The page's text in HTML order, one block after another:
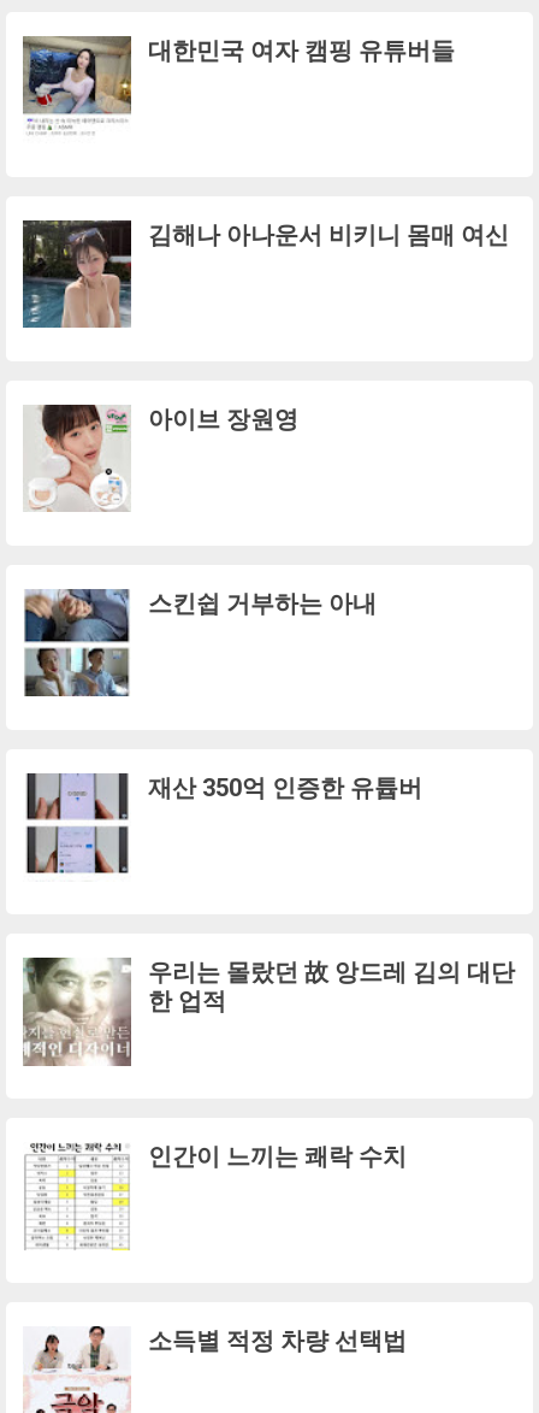
대한민국 여자 캠핑 유튜버들
김해나 아나운서 비키니 몸매 여신
아이브 장원영
스킨쉽 거부하는 아내
재산 350억 인증한 유튭버
우리는 몰랐던 故 앙드레 김의 대단
한 업적
인간이 느끼는 쾌락 수치
소득별 적정 차량 선택법